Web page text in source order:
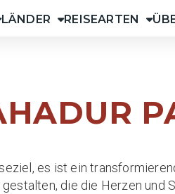
LÄNDER REISEARTEN
es ist ein
die die Herzen und